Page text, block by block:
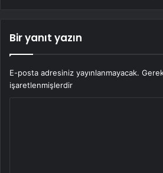
Bir yanıt yazın
E-posta adresiniz yayınlanmayacak.
işaretlenmişlerdir